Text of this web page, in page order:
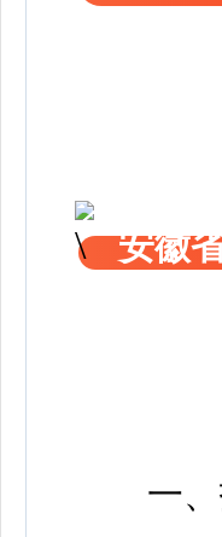
安徽
一、